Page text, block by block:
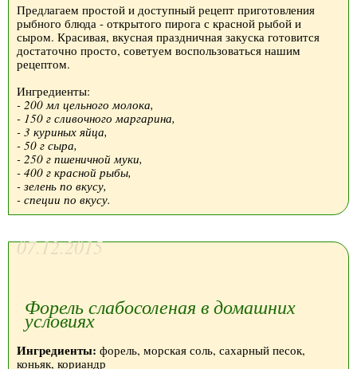
Предлагаем простой и доступный рецепт приготовления
рыбного блюда - открытого пирога с красной рыбой и
сыром. Красивая, вкусная праздничная закуска готовится
достаточно просто, советуем воспользоваться нашим
рецептом.
Ингредиенты:
- 200 мл цельного молока,
- 150 г сливочного маргарина,
- 3 куриных яйца,
- 50 г сыра,
- 250 г пшеничной муки,
- 400 г красной рыбы,
- зелень по вкусу,
- специи по вкусу.
07.12.2015
Форель слабосоленая в домашних
условиях
Ингредиенты: форель, морская соль, сахарный песок,
коньяк, кориандр